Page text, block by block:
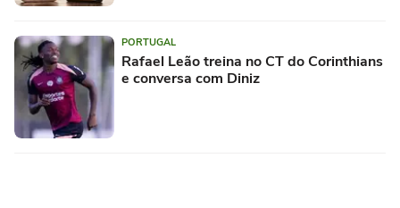
PORTUGAL
Rafael Leão treina no CT do Corinthians
e conversa com Diniz